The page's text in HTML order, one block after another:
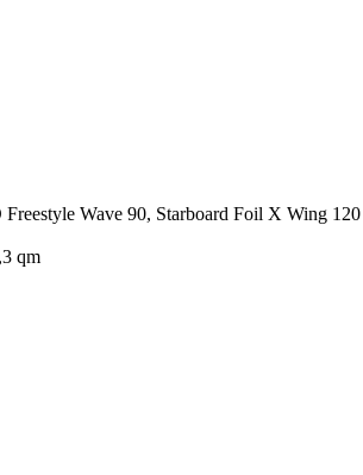
Wave 90, Starboard Foil X Wing 120
qm